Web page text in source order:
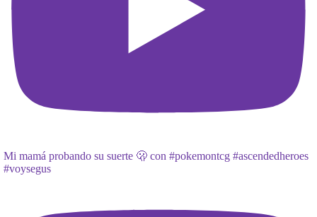
Mi mamá probando su suerte 🫢 con #pokemontcg #ascendedheroes
#voysegus